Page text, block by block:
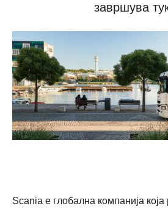
завршува
Scania е глобална компанија која